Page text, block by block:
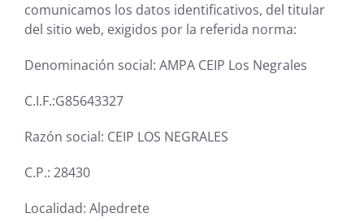
comunicamos los datos identificativos, del titular
del sitio web, exigidos por la referida norma:
Denominación social: AMPA CEIP Los Negrales
C.I.F.:G85643327
Razón social: CEIP LOS NEGRALES
C.P.: 28430
Localidad: Alpedrete